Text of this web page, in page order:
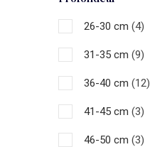
26-30 cm (4)
31-35 cm (9)
36-40 cm (12)
41-45 cm (3)
46-50 cm (3)